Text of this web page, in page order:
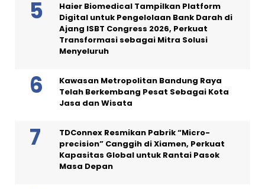
Haier Biomedical Tampilkan Platform
Digital untuk Pengelolaan Bank Darah di
Ajang ISBT Congress 2026, Perkuat
Transformasi sebagai Mitra Solusi
Menyeluruh
Kawasan Metropolitan Bandung Raya
Telah Berkembang Pesat Sebagai Kota
Jasa dan Wisata
TDConnex Resmikan Pabrik “Micro-
precision” Canggih di Xiamen, Perkuat
Kapasitas Global untuk Rantai Pasok
Masa Depan